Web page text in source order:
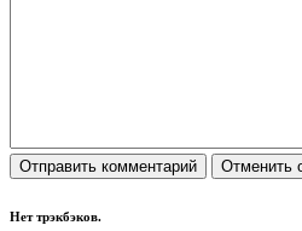
Нет трэкбэков.